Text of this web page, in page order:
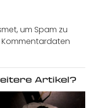
um Spam zu
Kommentardaten
Artikel?